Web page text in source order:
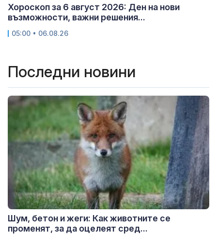
Хороскоп за 6 август 2026: Ден на нови
възможности, важни решения...
05:00 • 06.08.26
Последни новини
Шум, бетон и жеги: Как животните се
променят, за да оцелеят сред...